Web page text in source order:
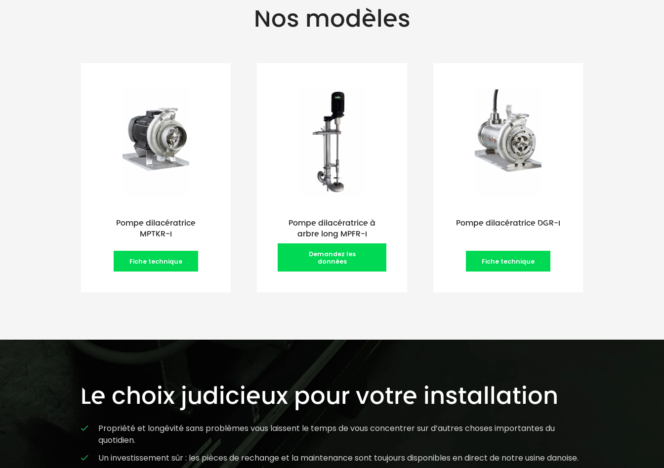
Nos modèles
Pompe dilacératrice
MPTKR-I
Fiche technique
Pompe dilacératrice à
arbre long MPFR-I
Demandez les
données
Pompe dilacératrice DGR-I
Fiche technique
Le choix judicieux pour votre installation
check
Propriété et longévité sans problèmes vous laissent le temps de vous concentrer sur d’autres choses importantes du
quotidien.
check Un investissement sûr : les pièces de rechange et la maintenance sont toujours disponibles en direct de notre usine danoise.